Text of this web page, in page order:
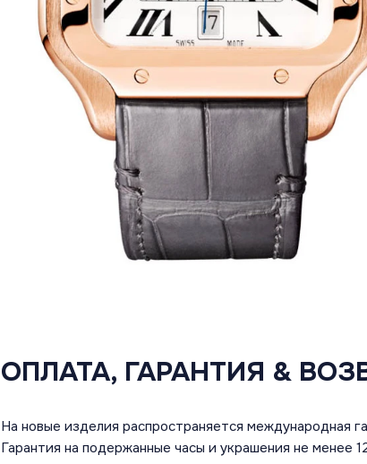
ОПЛАТА, ГАРАНТИЯ &
На новые изделия распространяется международная
Гарантия на подержанные часы и украшения не менее